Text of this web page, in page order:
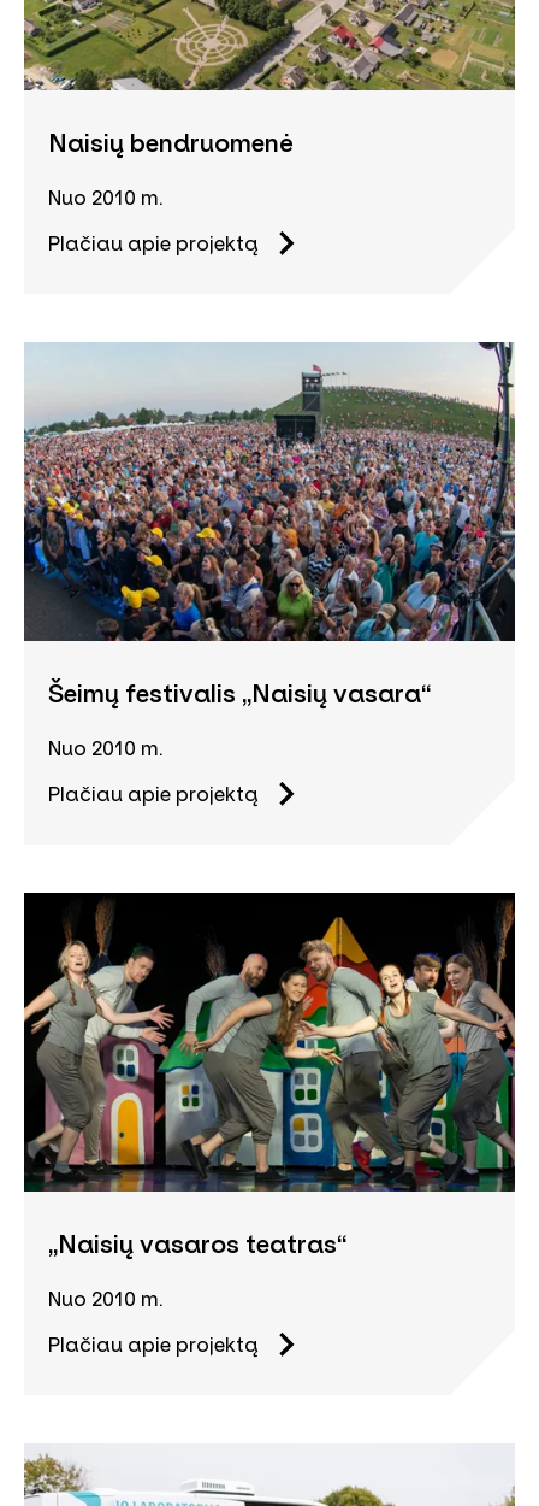
Naisių bendruomenė
Nuo 2010 m.
Plačiau apie projektą
Šeimų festivalis „Naisių vasara“
Nuo 2010 m.
Plačiau apie projektą
„Naisių vasaros teatras“
Nuo 2010 m.
Plačiau apie projektą